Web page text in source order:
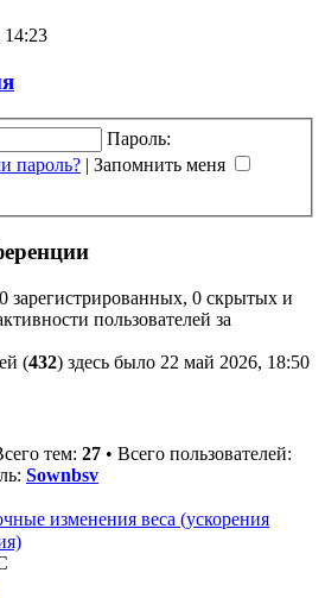
14:23
Пароль:
пароль? | Запомнить меня
зарегистрированных, 0 скрытых и
пользователей за
(432) здесь было 22 май 2026, 18:50
тем: 27 • Всего пользователей:
Sownbsv
изменения веса (ускорения